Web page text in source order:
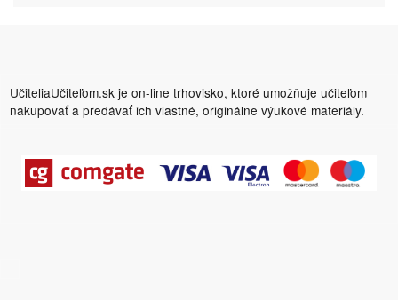
UčiteliaUčiteľom.sk je on-line trhovisko, ktoré umožňuje učiteľom
nakupovať a predávať ich vlastné, originálne výukové materiály.